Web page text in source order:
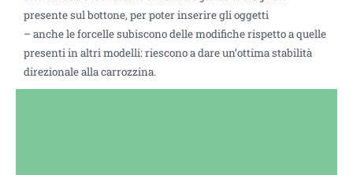
presente sul bottone, per poter inserire gli oggetti
– anche le forcelle subiscono delle modifiche rispetto a quelle
presenti in altri modelli: riescono a dare un’ottima stabilità
direzionale alla carrozzina.